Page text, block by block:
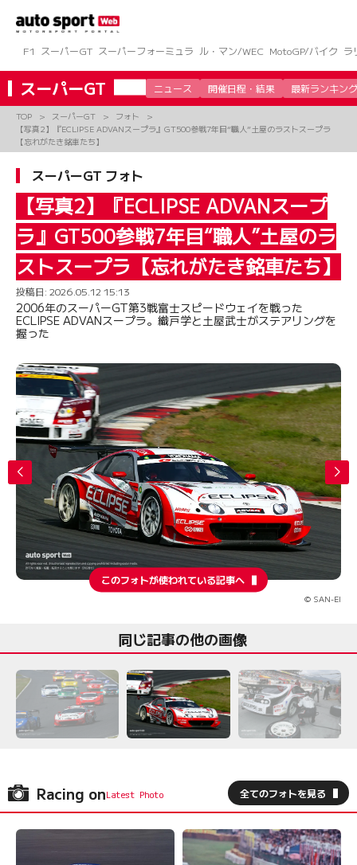
ツ
へ
ス
キ
F1 スーパーGT スーパーフォーミュラ ル・マン/WEC MotoGP/バイク ラ
スーパーGT ニュース 開催日程・結果 最新ランキング
TOP スーパーGT
フォト
【写真2】『ECLIPSE ADVANスープラ』GT500参戦7年目“職人”土屋のラストスープラ
【忘れがたき銘車たち】
スーパーGT フォト
【写真2】『ECLIPSE ADVANスープ
ラ』GT500参戦7年目“職人”土屋のラ
ストスープラ【忘れがたき銘車たち】
投稿日: 2026.05.12 15:13
2006年のスーパーGT第3戦富士スピードウェイを戦った
ECLIPSE ADVANスープラ。織戸学と土屋武士がステアリングを
握った
このフォトが使われている記事へ
© SAN-EI
同じ記事の他の画像
Racing on 全てのフォトを見る